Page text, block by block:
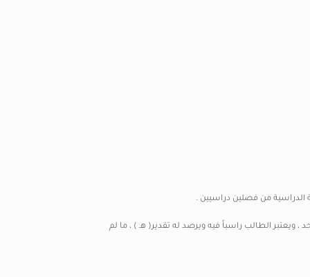
للمقرر في الفصل الدراسي الواحد ، ويعتبر الطالب راسباً فيه ويرصد له تقدير( هـ ) ، ما لم